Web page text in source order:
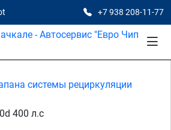
+7 938 208-11-77
системы рециркуляции
400 л.с